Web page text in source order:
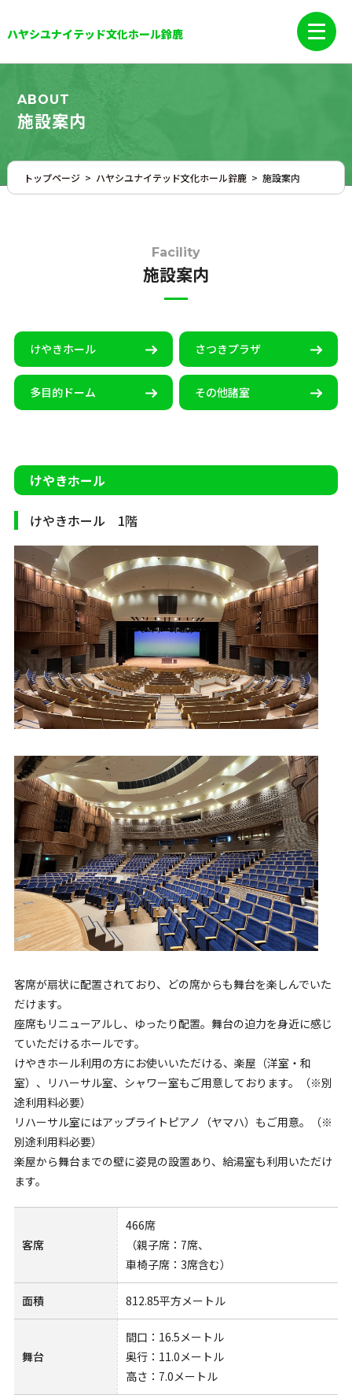
ハヤシユナイテッド文化ホール鈴鹿
ABOUT
施設案内
トップページ > ハヤシユナイテッド文化ホール鈴鹿> 施設案内
Facility
施設案内
けやきホール さつきプラザ
多目的ドーム その他諸室
けやきホール
けやきホール 1階
客席が扇状に配置されており、どの席からも舞台を楽しんでいた
だけます。
座席もリニューアルし、ゆったり配置。舞台の迫力を身近に感じ
ていただけるホールです。
けやきホール利用の方にお使いいただける、楽屋（洋室・和
室）、リハーサル室、シャワー室もご用意しております。（※別
途利用料必要）
リハーサル室にはアップライトピアノ（ヤマハ）もご用意。（※
別途利用料必要）
楽屋から舞台までの壁に姿見の設置あり、給湯室も利用いただけ
ます。
客席
466席
（親子席：7席、
車椅子席：3席含む）
面積 812.85平方メートル
舞台
間口：16.5メートル
奥行：11.0メートル
高さ：7.0メートル